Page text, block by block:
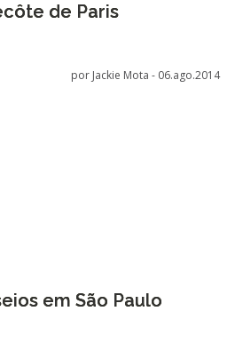
de Paris
por Jackie Mota - 06.ago.2014
em São Paulo